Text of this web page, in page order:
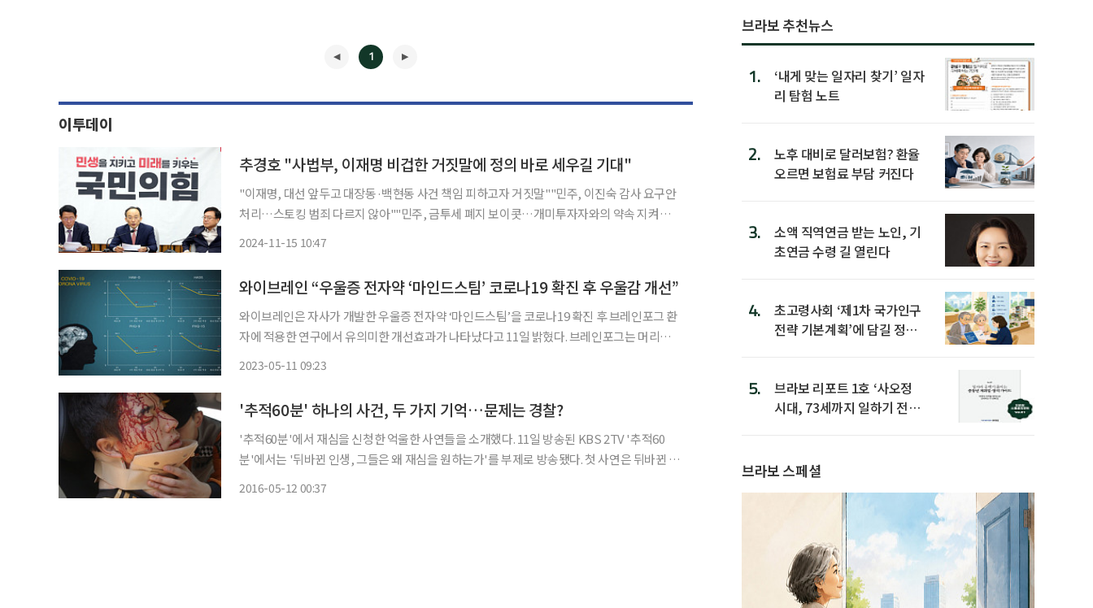
1
이투데이
추경호 "사법부, 이재명 비겁한 거짓말에 정의 바로 세우길 기대"
"이재명, 대선 앞두고 대장동·백현동 사건 책임 피하고자 거짓말""민주, 이진숙 감사 요구안
처리…스토킹 범죄 다르지 않아""민주, 금투세 폐지 보이콧…개미투자자와의 약속 지켜라"
2024-11-15 10:47
와이브레인 “우울증 전자약 ‘마인드스팀’ 코로나19 확진 후 우울감 개선”
와이브레인은 자사가 개발한 우울증 전자약 ‘마인드스팀’을 코로나19 확진 후 브레인포그 환
자에 적용한 연구에서 유의미한 개선효과가 나타났다고 11일 밝혔다. 브레인포그는 머리에
2023-05-11 09:23
'추적60분' 하나의 사건, 두 가지 기억…문제는 경찰?
'추적60분'에서 재심을 신청한 억울한 사연들을 소개했다. 11일 방송된 KBS 2TV '추적60
분'에서는 '뒤바뀐 인생, 그들은 왜 재심을 원하는가'를 부제로 방송됐다. 첫 사연은 뒤바뀐 운
2016-05-12 00:37
브라보 추천뉴스
1.
‘내게 맞는 일자리 찾기’ 일자
리 탐험 노트
2.
노후 대비로 달러보험? 환율
오르면 보험료 부담 커진다
3.
소액 직역연금 받는 노인, 기
초연금 수령 길 열린다
4.
초고령사회 ‘제1차 국가인구
전략 기본계획’에 담길 정책
5.
브라보 리포트 1호 ‘사오정
시대, 73세까지 일하기 전략’
브라보 스페셜